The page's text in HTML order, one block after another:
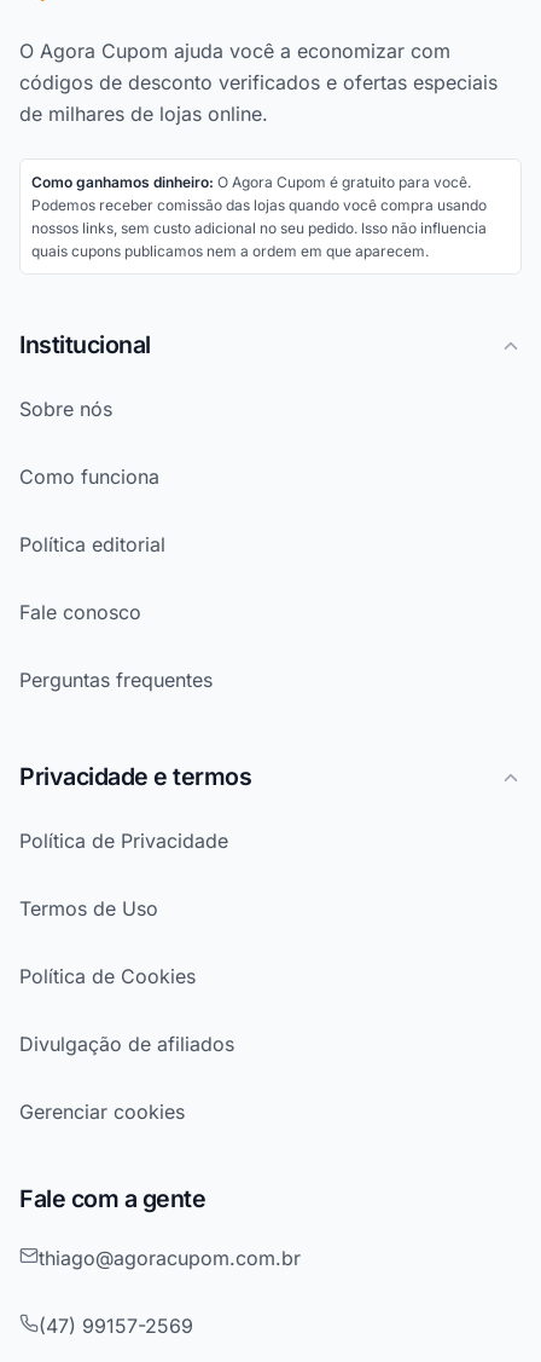
O Agora Cupom ajuda você a economizar com
códigos de desconto verificados e ofertas especiais
de milhares de lojas online.
Como ganhamos dinheiro: O Agora Cupom é gratuito para você.
Podemos receber comissão das lojas quando você compra usando
nossos links, sem custo adicional no seu pedido. Isso não influencia
quais cupons publicamos nem a ordem em que aparecem.
Institucional
Sobre nós
Como funciona
Política editorial
Fale conosco
Perguntas frequentes
Privacidade e termos
Política de Privacidade
Termos de Uso
Política de Cookies
Divulgação de afiliados
Gerenciar cookies
Fale com a gente
thiago@agoracupom.com.br
(47) 99157-2569